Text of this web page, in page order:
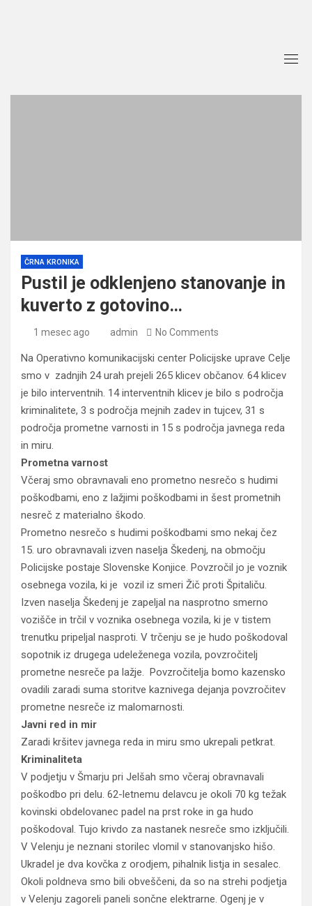
ČRNA KRONIKA
Pustil je odklenjeno stanovanje in
kuverto z gotovino…
1 mesec ago admin No Comments
Na Operativno komunikacijski center Policijske uprave Celje
smo v zadnjih 24 urah prejeli 265 klicev občanov. 64 klicev
je bilo interventnih. 14 interventnih klicev je bilo s področja
kriminalitete, 3 s področja mejnih zadev in tujcev, 31 s
področja prometne varnosti in 15 s področja javnega reda
in miru.
Prometna varnost
Včeraj smo obravnavali eno prometno nesrečo s hudimi
poškodbami, eno z lažjimi poškodbami in šest prometnih
nesreč z materialno škodo.
Prometno nesrečo s hudimi poškodbami smo nekaj čez
15. uro obravnavali izven naselja Škedenj, na območju
Policijske postaje Slovenske Konjice. Povzročil jo je voznik
osebnega vozila, ki je vozil iz smeri Žič proti Špitaliču.
Izven naselja Škedenj je zapeljal na nasprotno smerno
vozišče in trčil v voznika osebnega vozila, ki je v tistem
trenutku pripeljal nasproti. V trčenju se je hudo poškodoval
sopotnik iz drugega udeleženega vozila, povzročitelj
prometne nesreče pa lažje. Povzročitelja bomo kazensko
ovadili zaradi suma storitve kaznivega dejanja povzročitev
prometne nesreče iz malomarnosti.
Javni red in mir
Zaradi kršitev javnega reda in miru smo ukrepali petkrat.
Kriminaliteta
V podjetju v Šmarju pri Jelšah smo včeraj obravnavali
poškodbo pri delu. 62-letnemu delavcu je okoli 70 kg težak
kovinski obdelovanec padel na prst roke in ga hudo
poškodoval. Tujo krivdo za nastanek nesreče smo izključili.
V Velenju je neznani storilec vlomil v stanovanjsko hišo.
Ukradel je dva kovčka z orodjem, pihalnik listja in sesalec.
Okoli poldneva smo bili obveščeni, da so na strehi podjetja
v Velenju zagoreli paneli sončne elektrarne. Ogenj je v